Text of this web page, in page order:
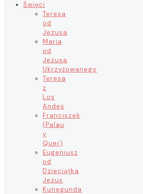
Święci
Teresa
od
Jezusa
Maria
od
Jezusa
Ukrzyżowanego
Teresa
z
Los
Andes
Franciszek
(Palau
y
Quer)
Eugeniusz
od
Dzieciątka
Jezus
Kunegunda